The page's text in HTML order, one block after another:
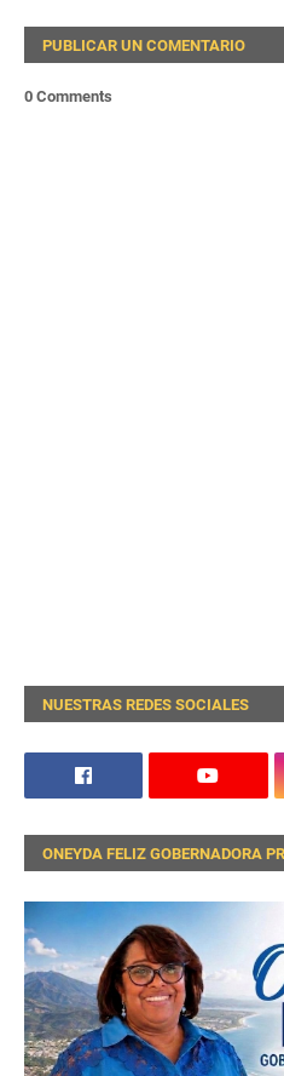
PUBLICAR UN COMENTARIO
0 Comments
NUESTRAS REDES SOCIALES
ONEYDA FELIZ GOBERNADORA